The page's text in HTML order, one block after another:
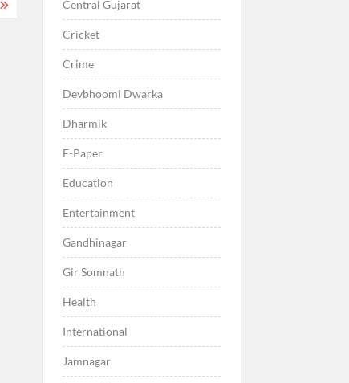
Central Gujarat
Cricket
Crime
Devbhoomi Dwarka
Dharmik
E-Paper
Education
Entertainment
Gandhinagar
Gir Somnath
Health
International
Jamnagar